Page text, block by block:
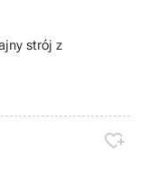
strój z
